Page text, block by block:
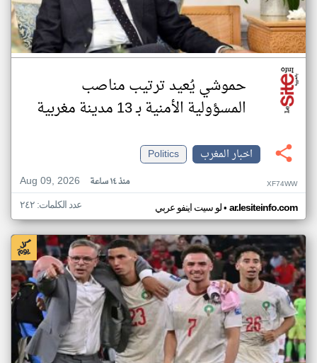
حموشي يُعيد ترتيب مناصب
المسؤولية الأمنية بـ 13 مدينة مغربية
اخبار المغرب
Politics
Aug 09, 2026
منذ ١٤ ساعة XF74WW
لو سيت اينفو عربي• ar.lesiteinfo.com عدد الكلمات: ٢٤٢